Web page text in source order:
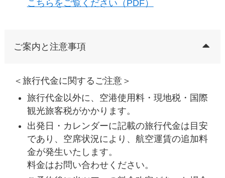
こちらをご覧ください（PDF）
ご案内と注意事項
＜旅行代金に関するご注意＞
旅行代金以外に、空港使用料・現地税・国際
観光旅客税がかかります。
出発日・カレンダーに記載の旅行代金は目安
であり、空席状況により、航空運賃の追加料
金が発生いたします。
料金はお問い合わせください。